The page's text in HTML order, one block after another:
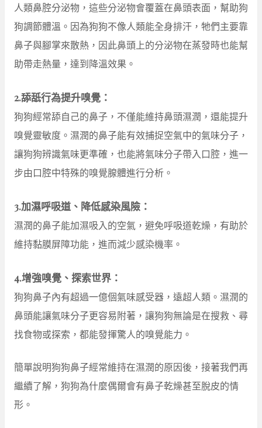
人類鼻腔分泌物，這些分泌物會覆蓋在鼻頭表面，幫助狗
狗調節體溫。因為狗狗不像人類能全身排汗，牠們主要靠
鼻子與腳掌來散熱，因此鼻頭上的分泌物在蒸發時也能幫
助帶走熱量，達到降溫效果。
2.舔舐行為提升嗅覺：
狗狗經常舔自己的鼻子，不僅能維持鼻頭濕潤，還能提升
嗅覺靈敏度。濕潤的鼻子能有效捕捉空氣中的氣味分子，
讓狗狗辨識氣味更準確，也能將氣味分子帶入口腔，進一
步由口腔中特殊的嗅覺腺體進行分析。
3.加濕呼吸道、降低感染風險：
濕潤的鼻子能加濕吸入的空氣，避免呼吸道乾燥，有助於
維持黏膜屏障功能，進而減少感染機率。
4.增強嗅覺、探索世界：
狗狗鼻子內有超過一億個氣味感受器，遠超人類。濕潤的
鼻頭能讓氣味分子更容易附著，讓狗狗無論是在搜救、尋
找食物或探索，都能發揮驚人的嗅覺能力。
簡單說明狗狗鼻子經常維持在濕潤的原因後，接著我們再
繼續了解，狗狗為什麼偶爾會有鼻子乾燥甚至脫皮的情
形。